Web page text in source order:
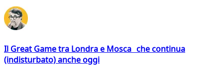
Il Great Game tra Londra e Mosca che continua
(indisturbato) anche oggi